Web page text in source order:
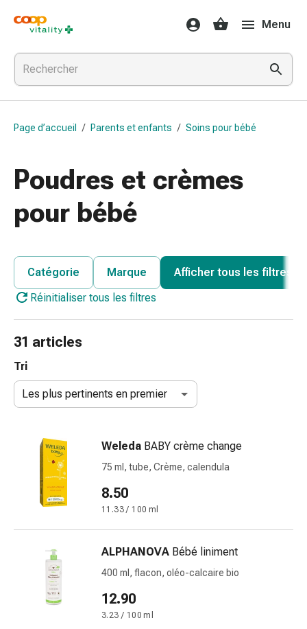
Médicaments
et
santé
Grippe
et
Refroidissement
pour
Médicaments
contre
la
rhume
Maux
bronchite
Inhalateurs
Nettoyeur
Mouchoirs
papier
Rhume
Soins
des
plaies
Menu
Page d’accueil / Parents et enfants / Soins pour bébé
Poudres et crèmes
pour bébé
Catégorie Marque
Afficher tous les filtres
Réinitialiser tous les filtres
31 articles
Tri
Les plus pertinents en premier
Weleda BABY crème change
75 ml, tube, Crème, calendula
8.50
11.33 / 100 ml
ALPHANOVA Bébé liniment
400 ml, flacon, oléo-calcaire bio
12.90
3.23 / 100 ml